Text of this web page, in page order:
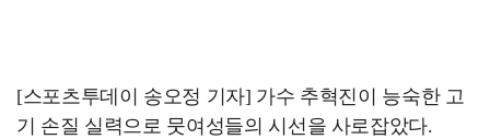
[스포츠투데이 송오정 기자] 가수 추혁진이 능숙한 고
기 손질 실력으로 뭇여성들의 시선을 사로잡았다.